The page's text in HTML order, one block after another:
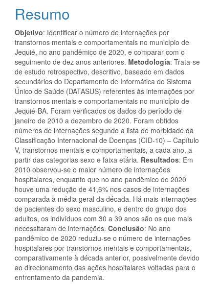
Resumo
Objetivo: Identificar o número de internações por
transtornos mentais e comportamentais no município de
Jequié, no ano pandêmico de 2020, e comparar com o
seguimento de dez anos anteriores. Metodologia: Trata-se
de estudo retrospectivo, descritivo, baseado em dados
secundários do Departamento de Informática do Sistema
Único de Saúde (DATASUS) referentes às internações por
transtornos mentais e comportamentais no município de
Jequié-BA. Foram verificados os dados do período de
janeiro de 2010 a dezembro de 2020. Foram obtidos
números de internações segundo a lista de morbidade da
Classificação Internacional de Doenças (CID-10) – Capítulo
V, transtornos mentais e comportamentais, a cada ano, a
partir das categorias sexo e faixa etária. Resultados: Em
2010 observou-se o maior número de internações
hospitalares, enquanto que no ano pandêmico de 2020
houve uma redução de 41,6% nos casos de internações
comparada à média geral da década. Há mais internações
de pacientes do sexo masculino, e dentro do grupo dos
adultos, os indivíduos com 30 a 39 anos são os que mais
necessitaram de internações. Conclusão: No ano
pandêmico de 2020 reduziu-se o número de internações
hospitalares por transtornos mentais e comportamentais,
comparativamente à década anterior, possivelmente devido
ao direcionamento das ações hospitalares voltadas para o
enfrentamento da pandemia.